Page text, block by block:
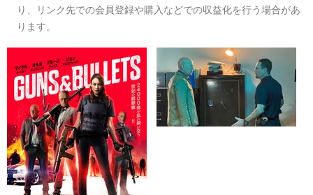
り、リンク先での会員登録や購入などでの収益化を行う場合があ
ります。